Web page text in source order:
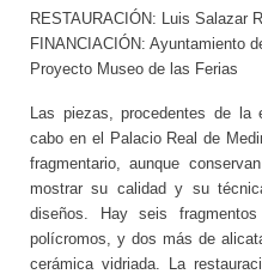
RESTAURACIÓN: Luis Salazar
FINANCIACIÓN: Ayuntamiento
Proyecto Museo de las Ferias
Las piezas, procedentes de la
cabo en el Palacio Real de
fragmentario, aunque
mostrar su calidad y su
diseños. Hay seis
polícromos, y dos más de
cerámica vidriada. La